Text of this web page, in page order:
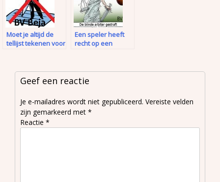
Moet je altijd de
tellijst tekenen voor
Een speler heeft
recht op een
Geef een reactie
Je e-mailadres wordt niet gepubliceerd. Vereiste velden
zijn gemarkeerd met *
Reactie *